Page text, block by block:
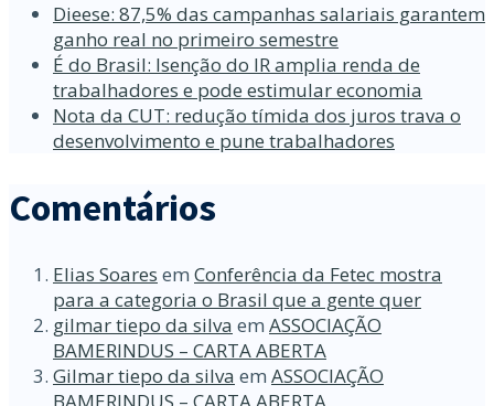
Dieese: 87,5% das campanhas salariais garantem
ganho real no primeiro semestre
É do Brasil: Isenção do IR amplia renda de
trabalhadores e pode estimular economia
Nota da CUT: redução tímida dos juros trava o
desenvolvimento e pune trabalhadores
Comentários
Elias Soares em Conferência da Fetec mostra
para a categoria o Brasil que a gente quer
gilmar tiepo da silva em ASSOCIAÇÃO
BAMERINDUS – CARTA ABERTA
Gilmar tiepo da silva em ASSOCIAÇÃO